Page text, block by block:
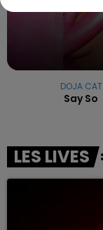
DOJA CAT
Say So
LES LIVES